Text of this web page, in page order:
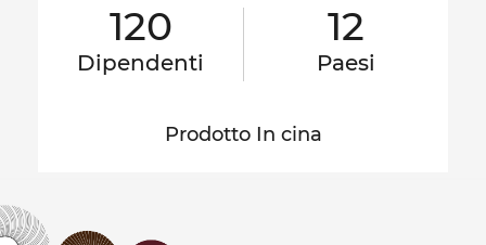
120
Dipendenti
12
Paesi
Prodotto In cina